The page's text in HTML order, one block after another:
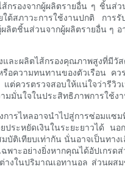
กรองจากผู้ผลิตรายอื่น ๆ ชิ้นส่
สภาวะการใช้งานปกติ การ
ชิ้นส่วนจากผู้ผลิตรายอื่น ๆ อ
ะผลิตไส้กรองคุณภาพสูงที่มีวั
วามทนทานของตัวเรือน คว
วรตรวจสอบให้แน่ใจว่ารีวิว
มั่นใจในประสิทธิภาพการใช้งา
ไหลอาจนำไปสู่การซ่อมแซม
ะหยัดเงินในระยะยาวได้ น
ติเทียบเท่ากัน นั่นอาจเป็นทา
พาะอย่างยิ่งหากคุณได้อัปเกร
งในปริมาณเอทานอล ส่วนผส